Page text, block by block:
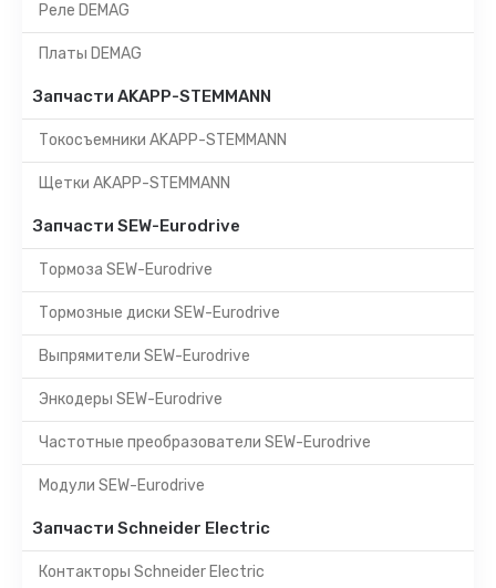
Реле DEMAG
Платы DEMAG
Запчасти AKAPP-STEMMANN
Токосъемники AKAPP-STEMMANN
Щетки AKAPP-STEMMANN
Запчасти SEW-Eurodrive
Тормоза SEW-Eurodrive
Тормозные диски SEW-Eurodrive
Выпрямители SEW-Eurodrive
Энкодеры SEW-Eurodrive
Частотные преобразователи SEW-Eurodrive
Модули SEW-Eurodrive
Запчасти Schneider Electric
Контакторы Schneider Electric